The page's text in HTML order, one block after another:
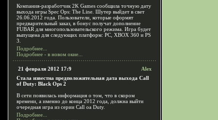
Компания-разработчик 2K Games сообщила точную дату
выхода игры Spec Ops: The Line. Шутер выйдет в свет
26.06.2012 года. Пользователи, которые оформят
предварительный заказ, в бонус получат дополнение
FUBAR для многопользовательского режима. Игра будет
выпущена для следующих платформ: PC, XBOX 360 и PS
3.
Подробнее...
Подробнее - в новом окне...
21 февраля 2012 17:9
Alex
Стала известна предположительная дата выхода Call
of Duty: Black Ops 2
В сети появилась информация о том, что в скором
времени, а именно до конца 2012 года, должна выйти
очередная игра из серии Call oа Duty.
Подробнее...